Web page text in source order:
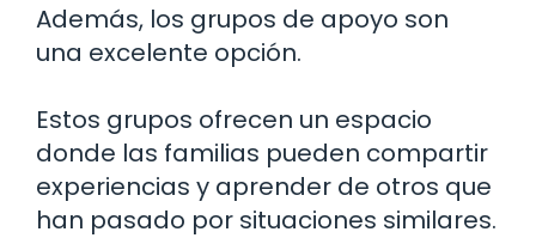
Además, los grupos de apoyo son
una excelente opción.
Estos grupos ofrecen un espacio
donde las familias pueden compartir
experiencias y aprender de otros que
han pasado por situaciones similares.